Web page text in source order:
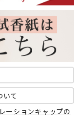
いて
ーションキャップの